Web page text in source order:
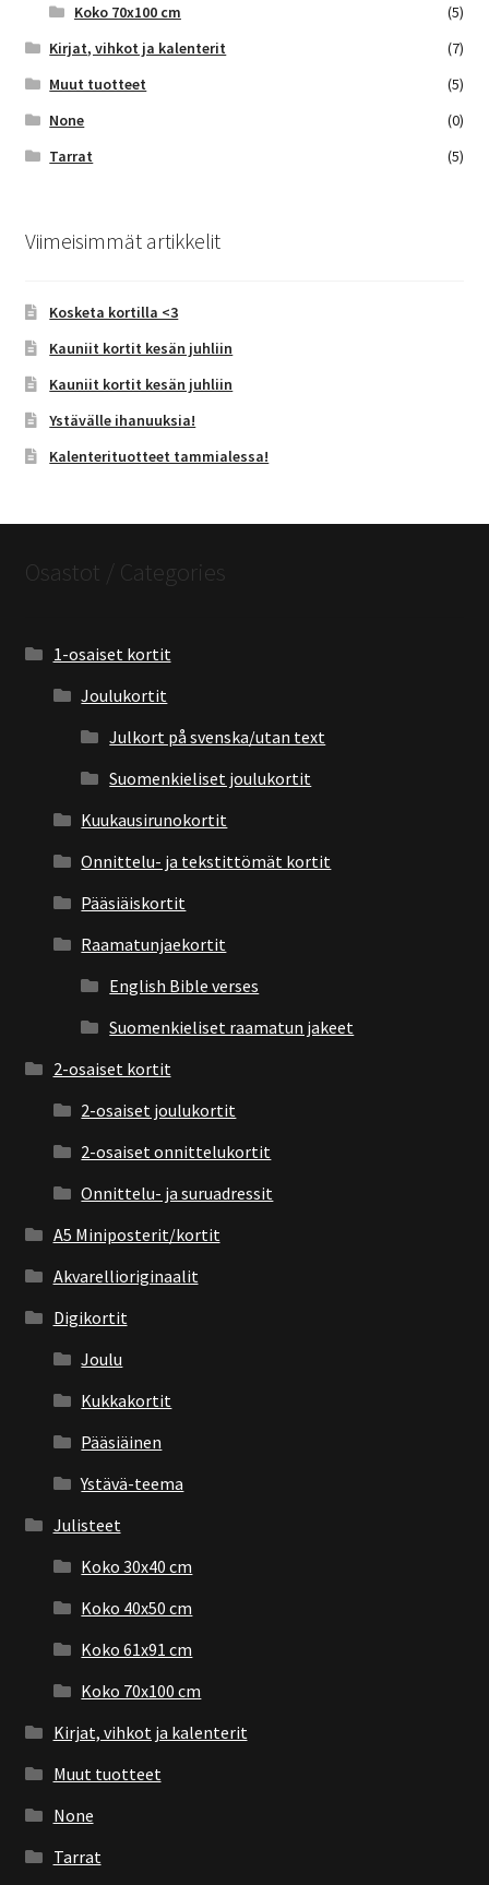
Koko 70x100 cm
(5)
Kirjat, vihkot ja kalenterit
(7)
Muut tuotteet
(5)
None
(0)
Tarrat
(5)
Viimeisimmät artikkelit
Kosketa kortilla <3
Kauniit kortit kesän juhliin
Kauniit kortit kesän juhliin
Ystävälle ihanuuksia!
Kalenterituotteet tammialessa!
Osastot / Categories
1-osaiset kortit
Joulukortit
Julkort på svenska/utan text
Suomenkieliset joulukortit
Kuukausirunokortit
Onnittelu- ja tekstittömät kortit
Pääsiäiskortit
Raamatunjaekortit
English Bible verses
Suomenkieliset raamatun jakeet
2-osaiset kortit
2-osaiset joulukortit
2-osaiset onnittelukortit
Onnittelu- ja suruadressit
A5 Miniposterit/kortit
Akvarellioriginaalit
Digikortit
Joulu
Kukkakortit
Pääsiäinen
Ystävä-teema
Julisteet
Koko 30x40 cm
Koko 40x50 cm
Koko 61x91 cm
Koko 70x100 cm
Kirjat, vihkot ja kalenterit
Muut tuotteet
None
Tarrat